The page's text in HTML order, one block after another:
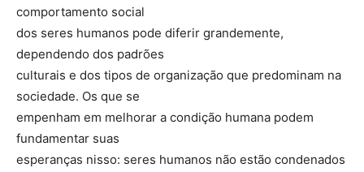
comportamento social
dos seres humanos pode diferir grandemente,
dependendo dos padrões
culturais e dos tipos de organização que predominam na
sociedade. Os que se
empenham em melhorar a condição humana podem
fundamentar suas
esperanças nisso: seres humanos não estão condenados